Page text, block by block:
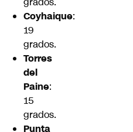
Coyhaique:
19
grados.
Torres
del
Paine:
15
grados.
Punta